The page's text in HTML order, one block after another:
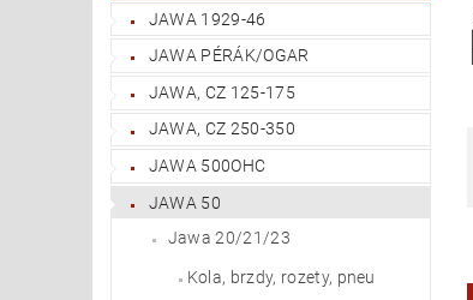
JAWA 1929-46
JAWA PÉRÁK/OGAR
JAWA, CZ 125-175
JAWA, CZ 250-350
JAWA 500OHC
JAWA 50
Jawa 20/21/23
Kola, brzdy, rozety, pneu